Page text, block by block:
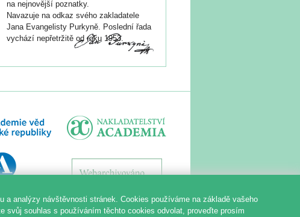
na nejnovější poznatky.
Navazuje na odkaz svého zakladatele
Jana Evangelisty Purkyně. Poslední řada
vychází nepřetržitě od roku 1953.
analýzy návštěvnosti stránek. Cookies používáme na základě vašeho
svůj souhlas s používáním těchto cookies odvolat, proveďte prosím